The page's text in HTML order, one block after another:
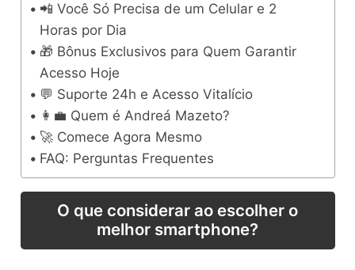
📲 Você Só Precisa de um Celular e 2
Horas por Dia
🎁 Bônus Exclusivos para Quem Garantir
Acesso Hoje
💬 Suporte 24h e Acesso Vitalício
👩‍💼 Quem é Andreá Mazeto?
🚀 Comece Agora Mesmo
FAQ: Perguntas Frequentes
O que considerar ao escolher o
melhor smartphone?